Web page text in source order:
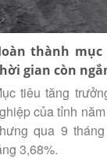
thành mục
gian còn
tiêu tăng
của tỉnh
qua 9
3,68%.